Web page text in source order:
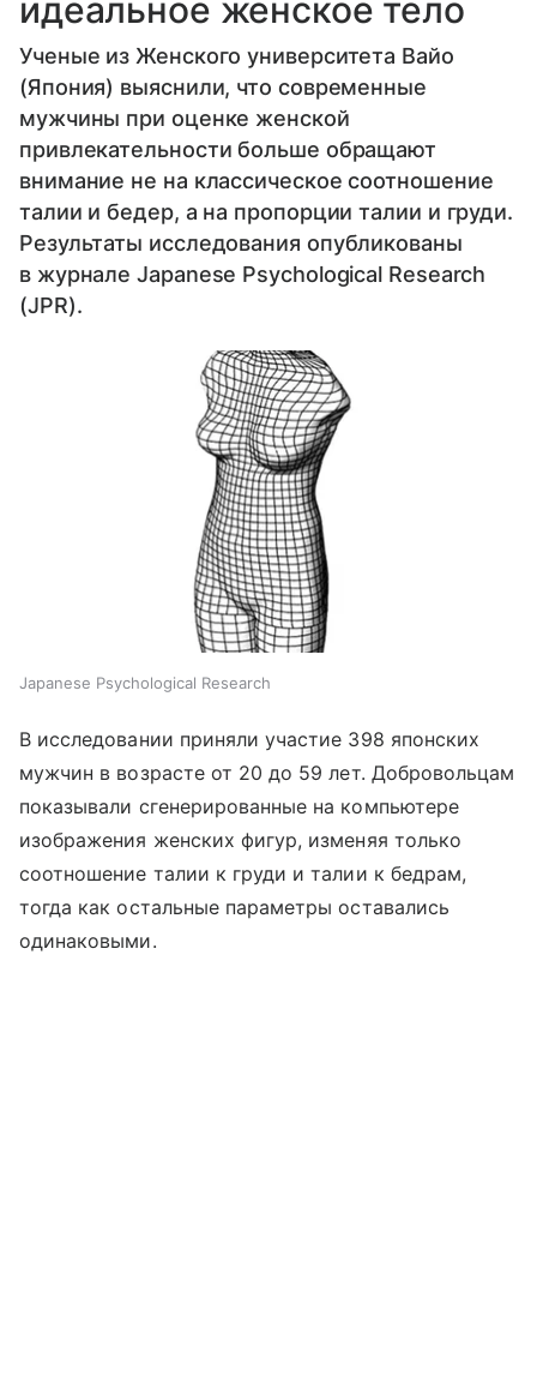
идеальное женское тело
Ученые из Женского университета Вайо
(Япония) выяснили, что современные
мужчины при оценке женской
привлекательности больше обращают
внимание не на классическое соотношение
талии и бедер, а на пропорции талии и груди.
Результаты исследования опубликованы
в журнале Japanese Psychological Research
(JPR).
Japanese Psychological Research
В исследовании приняли участие 398 японских
мужчин в возрасте от 20 до 59 лет. Добровольцам
показывали сгенерированные на компьютере
изображения женских фигур, изменяя только
соотношение талии к груди и талии к бедрам,
тогда как остальные параметры оставались
одинаковыми.